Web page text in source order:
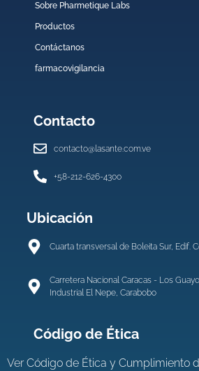
Sobre Pharmetique Labs
Productos
Contáctanos
farmacovigilancia
Contacto
contacto@lasante.com.ve
+58-212-626-4300
Ubicación
Cuarta transversal de Boleita Sur, Edif.
Carretera Nacional Caracas - Los
Industrial El Nepe, Carabobo
Código de Ética
VerCódigo de Ética y Cumplimiento